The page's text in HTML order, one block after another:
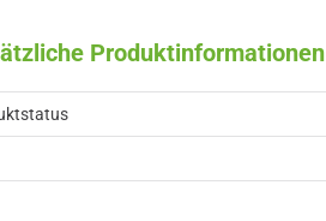
Produktinformationen